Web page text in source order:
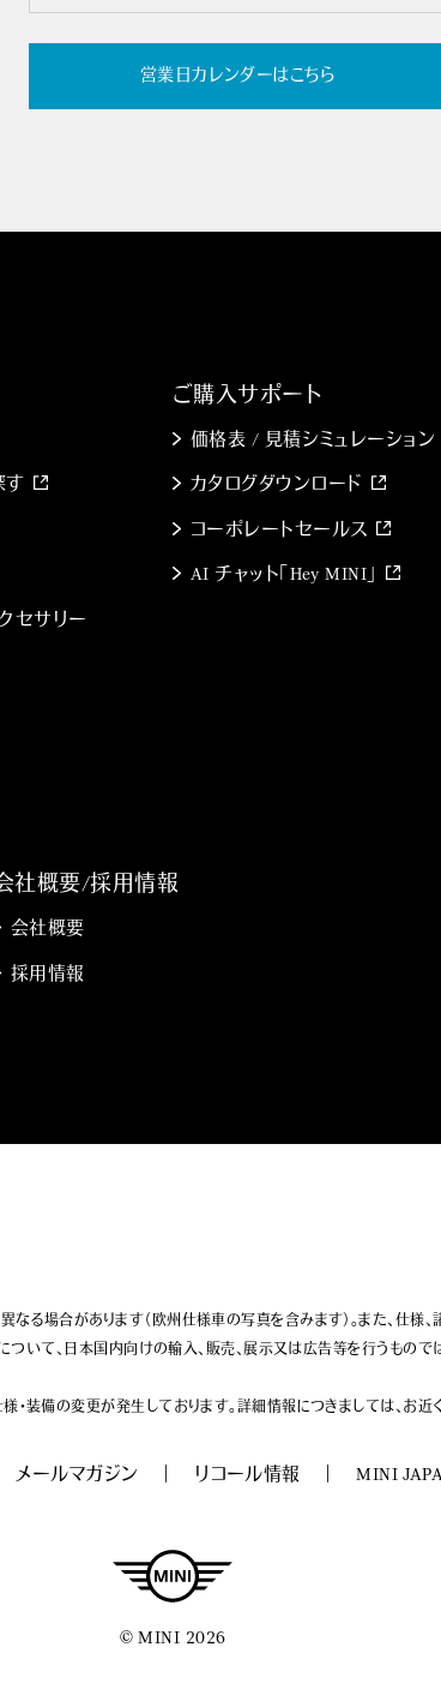
営業日カレンダーはこちら
セサリー
ご購入サポート
価格表 / 見積シミュレーション
カタログダウンロード
コーポレートセールス
AI チャット「Hey MINI」
社概要/採用情報
会社概要
採用情報
場合があります（欧州仕様車の写真を含みます）。また、仕様、
いて、日本国内向けの輸入、販売、展示又は広告等を行うもの
・装備の変更が発生しております。詳細情報につきましては、お
メールマガジン リコール情報 MINI
© MINI 2026